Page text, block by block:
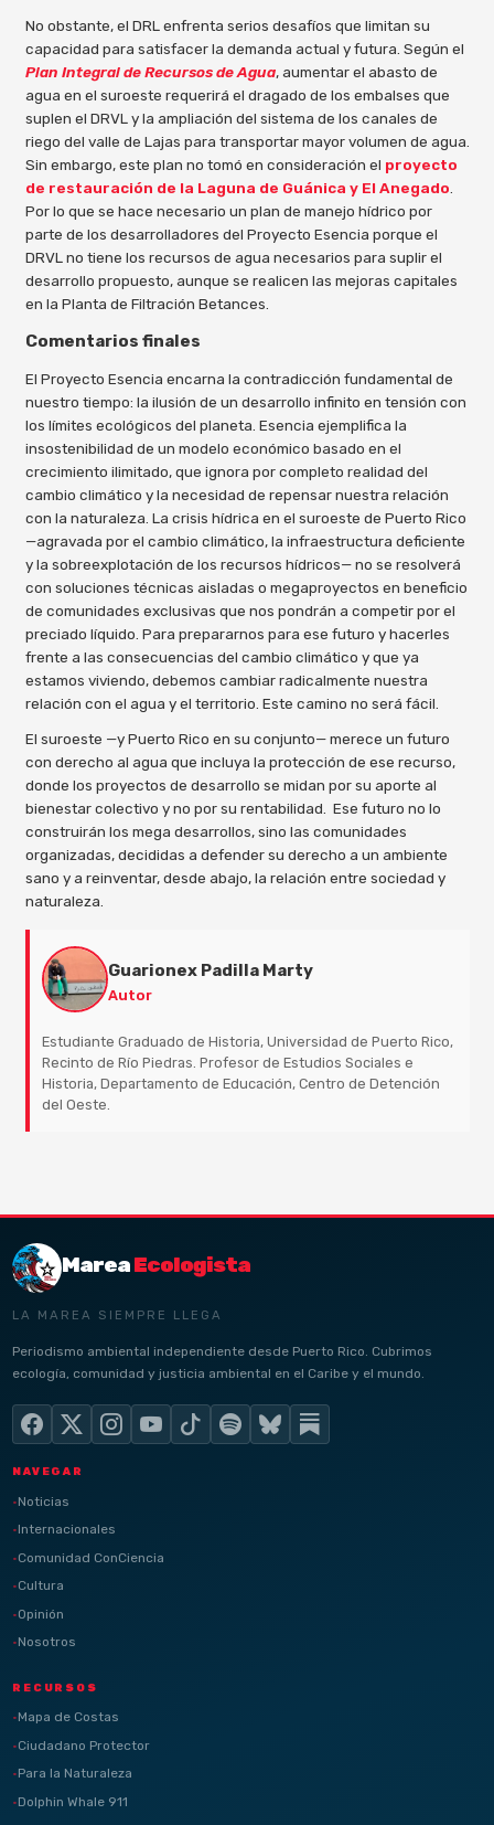
No obstante, el DRL enfrenta serios desafíos que limitan su
capacidad para satisfacer la demanda actual y futura. Según el
Plan Integral de Recursos de Agua, aumentar el abasto de
agua en el suroeste requerirá el dragado de los embalses que
suplen el DRVL y la ampliación del sistema de los canales de
riego del valle de Lajas para transportar mayor volumen de agua.
Sin embargo, este plan no tomó en consideración el proyecto
de restauración de la Laguna de Guánica y El Anegado
Por lo que se hace necesario un plan de manejo hídrico por
parte de los desarrolladores del Proyecto Esencia porque el
DRVL no tiene los recursos de agua necesarios para suplir el
desarrollo propuesto, aunque se realicen las mejoras capitales
en la Planta de Filtración Betances.
Comentarios finales
El Proyecto Esencia encarna la contradicción fundamental de
nuestro tiempo: la ilusión de un desarrollo infinito en tensión con
los límites ecológicos del planeta. Esencia ejemplifica la
insostenibilidad de un modelo económico basado en el
crecimiento ilimitado, que ignora por completo realidad del
cambio climático y la necesidad de repensar nuestra relación
con la naturaleza. La crisis hídrica en el suroeste de Puerto Rico
—agravada por el cambio climático, la infraestructura deficiente
y la sobreexplotación de los recursos hídricos— no se resolverá
con soluciones técnicas aisladas o megaproyectos en beneficio
de comunidades exclusivas que nos pondrán a competir por el
preciado líquido. Para prepararnos para ese futuro y hacerles
frente a las consecuencias del cambio climático y que ya
estamos viviendo, debemos cambiar radicalmente nuestra
relación con el agua y el territorio. Este camino no será fácil.
El suroeste —y Puerto Rico en su conjunto— merece un futuro
con derecho al agua que incluya la protección de ese recurso,
donde los proyectos de desarrollo se midan por su aporte al
bienestar colectivo y no por su rentabilidad. Ese futuro no lo
construirán los mega desarrollos, sino las comunidades
organizadas, decididas a defender su derecho a un ambiente
sano y a reinventar, desde abajo, la relación entre sociedad y
naturaleza.
Guarionex Padilla Marty
Autor
Estudiante Graduado de Historia, Universidad de Puerto Rico,
Recinto de Río Piedras. Profesor de Estudios Sociales e
Historia, Departamento de Educación, Centro de Detención
del Oeste.
MareaEcologista
LA MAREA SIEMPRE LLEGA
Periodismo ambiental independiente desde Puerto Rico. Cubrimos
ecología, comunidad y justicia ambiental en el Caribe y el mundo.
NAVEGAR
Noticias
Internacionales
Comunidad ConCiencia
Cultura
Opinión
Nosotros
RECURSOS
Mapa de Costas
Ciudadano Protector
Para la Naturaleza
Dolphin Whale 911